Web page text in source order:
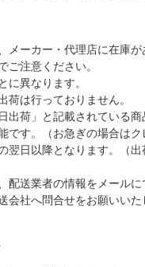
メーカー・代理店に在庫
ご注意ください。
に異なります。
荷は行っておりません。
出荷」と記載されている
です。（お急ぎの場合は
翌日以降となります。（
配送業者の情報をメール
会社へ問合せをお願いい